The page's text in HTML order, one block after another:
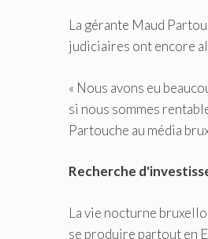
La gérante Maud
judiciaires ont encore
« Nous avons eu
si nous sommes
Partouche au média
Recherche
La vie nocturne
se produire partout en